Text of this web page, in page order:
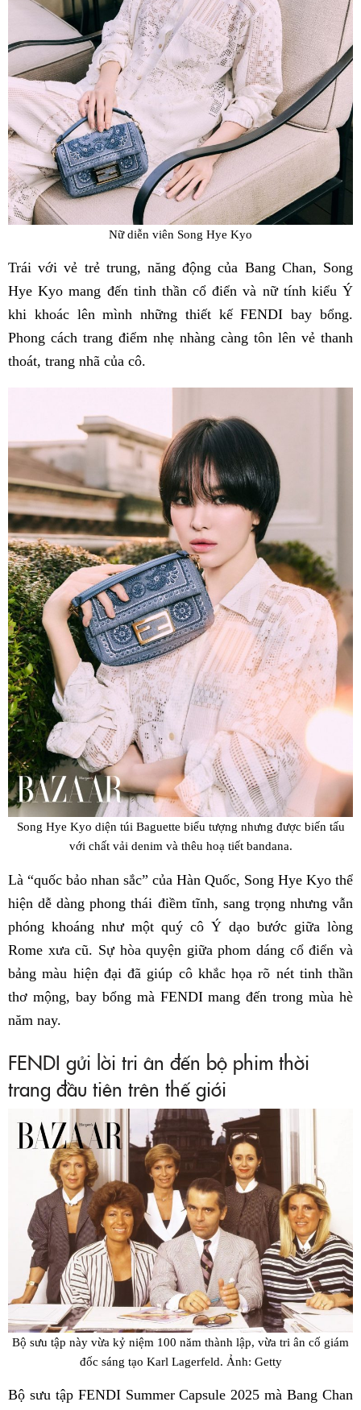
Nữ diễn viên Song Hye Kyo
Trái với vẻ trẻ trung, năng động của Bang Chan, Song
Hye Kyo mang đến tinh thần cổ điển và nữ tính kiểu Ý
khi khoác lên mình những thiết kế FENDI bay bổng.
Phong cách trang điểm nhẹ nhàng càng tôn lên vẻ thanh
thoát, trang nhã của cô.
Song Hye Kyo diện túi Baguette biểu tượng nhưng được biến tấu
với chất vải denim và thêu hoạ tiết bandana.
Là “quốc bảo nhan sắc” của Hàn Quốc, Song Hye Kyo thể
hiện dễ dàng phong thái điềm tĩnh, sang trọng nhưng vẫn
phóng khoáng như một quý cô Ý dạo bước giữa lòng
Rome xưa cũ. Sự hòa quyện giữa phom dáng cổ điển và
bảng màu hiện đại đã giúp cô khắc họa rõ nét tinh thần
thơ mộng, bay bổng mà FENDI mang đến trong mùa hè
năm nay.
FENDI gửi lời tri ân đến bộ phim thời
trang đầu tiên trên thế giới
Bộ sưu tập này vừa kỷ niệm 100 năm thành lập, vừa tri ân cố giám
đốc sáng tạo Karl Lagerfeld. Ảnh: Getty
Bộ sưu tập FENDI Summer Capsule 2025 mà Bang Chan